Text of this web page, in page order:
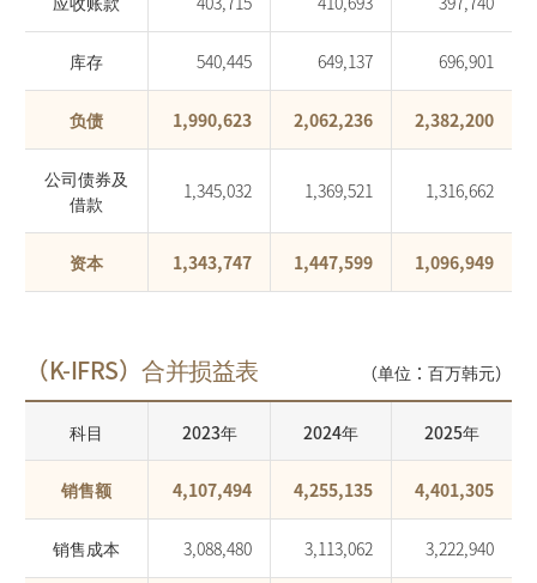
库存 540,445 649,137 696,901
负债 1,990,623 2,062,236 2,382,200
公司债券及
借款
1,345,032 1,369,521 1,316,662
资本 1,343,747 1,447,599 1,096,949
（K-IFRS）合并损益表 （单位：百万韩元）
科目 2023年 2024年 2025年
销售额 4,107,494 4,255,135 4,401,305
销售成本 3,088,480 3,113,062 3,222,940